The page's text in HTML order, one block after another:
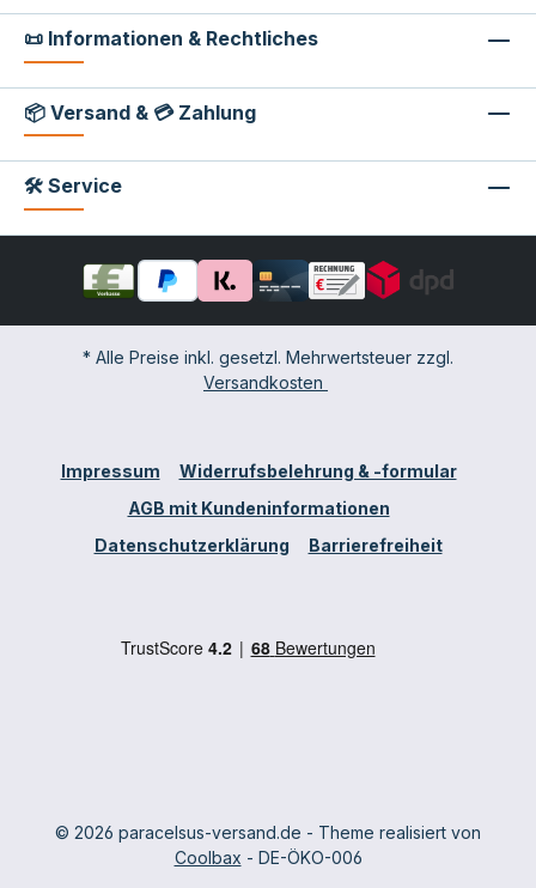
📜 Informationen & Rechtliches
📦 Versand & 💳 Zahlung
🛠 Service
* Alle Preise inkl. gesetzl. Mehrwertsteuer zzgl.
Versandkosten
Impressum
Widerrufsbelehrung & -formular
AGB mit Kundeninformationen
Datenschutzerklärung
Barrierefreiheit
© 2026 paracelsus-versand.de - Theme realisiert von
Coolbax - DE-ÖKO-006